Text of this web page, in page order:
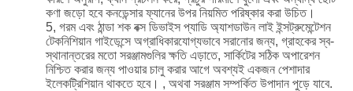
কণা জড়ো হবে কনডেন্সার ফ্যানের উপর নিয়মিত পরিষ্কার করা উচিত।
5, গরম এবং ঠান্ডা শক বক্স ডিভাইস প্যাডি অ্যাশডাউন লাই ইন্সট্রুমেন্টেশন
টেকনিশিয়ান গাইডেন্সে অগ্রাধিকারযোগ্যভাবে সরানোর জন্য, গ্রাহকের স্ব-
স্থানান্তরের মতো সরঞ্জামগুলির ক্ষতি এড়াতে, সার্কিটের সঠিক অপারেশন
নিশ্চিত করার জন্য পাওয়ার চালু করার আগে অবশ্যই একজন পেশাদার
ইলেকট্রিশিয়ান থাকতে হবে। , অথবা সরঞ্জাম সম্পর্কিত উপাদান পুড়ে যাবে.